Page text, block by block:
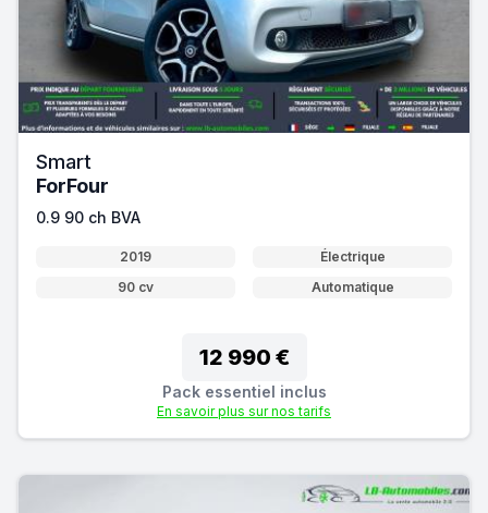
Smart
ForFour
0.9 90 ch BVA
2019
Électrique
90 cv
Automatique
12 990 €
Pack essentiel inclus
En savoir plus sur nos tarifs